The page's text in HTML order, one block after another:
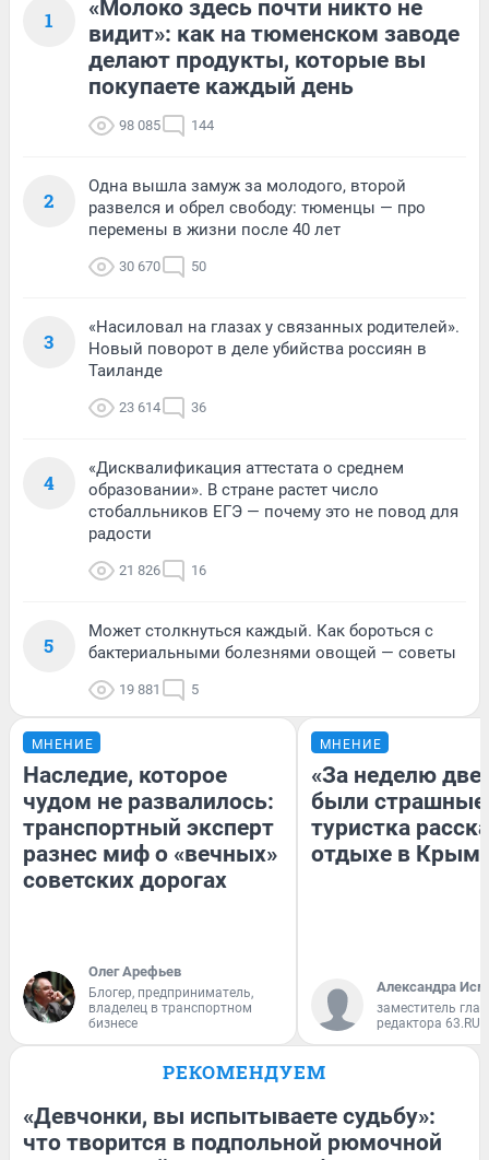
1
«Молоко здесь почти никто не
видит»: как на тюменском заводе
делают продукты, которые вы
покупаете каждый день
98 085 144
2
Одна вышла замуж за молодого, второй
развелся и обрел свободу: тюменцы — про
перемены в жизни после 40 лет
30 670 50
3
«Насиловал на глазах у связанных родителей».
Новый поворот в деле убийства россиян в
Таиланде
23 614 36
4
«Дисквалификация аттестата о среднем
образовании». В стране растет число
стобалльников ЕГЭ — почему это не повод для
радости
21 826 16
5
Может столкнуться каждый. Как бороться с
бактериальными болезнями овощей — советы
19 881 5
МНЕНИЕ
Наследие, которое
чудом не развалилось:
транспортный эксперт
разнес миф о «вечных»
советских дорогах
Олег Арефьев
Блогер, предприниматель,
владелец в транспортном
бизнесе
МНЕНИЕ
«За неделю две
были
туристка
отдыхе в
Александра
заместитель
редактора 63.RU
РЕКОМЕНДУЕМ
«Девчонки, вы испытываете судьбу»:
что творится в подпольной рюмочной